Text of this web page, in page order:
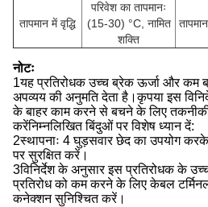
तापमान में वृद्धि
परिवेश का तापमानः
(15-30) °C, नामित
शक्ति
नोटः
1यह प्रतिरोधक उच्च ब्रेक ऊर्जा और कम
अपव्यय की अनुमति देता है।कृपया इस
के बाहर काम करने से बचने के लिए तकनीकी
करेंनिम्नलिखित बिंदुओं पर विशेष ध्यान दें:
2स्थापनाः 4 घुड़सवार छेद का उपयोग
पर सुरक्षित करें।
3विनिर्देश के अनुसार इस प्रतिरोधक के
प्रतिरोध को कम करने के लिए केबल
कनेक्शन सुनिश्चित करें।